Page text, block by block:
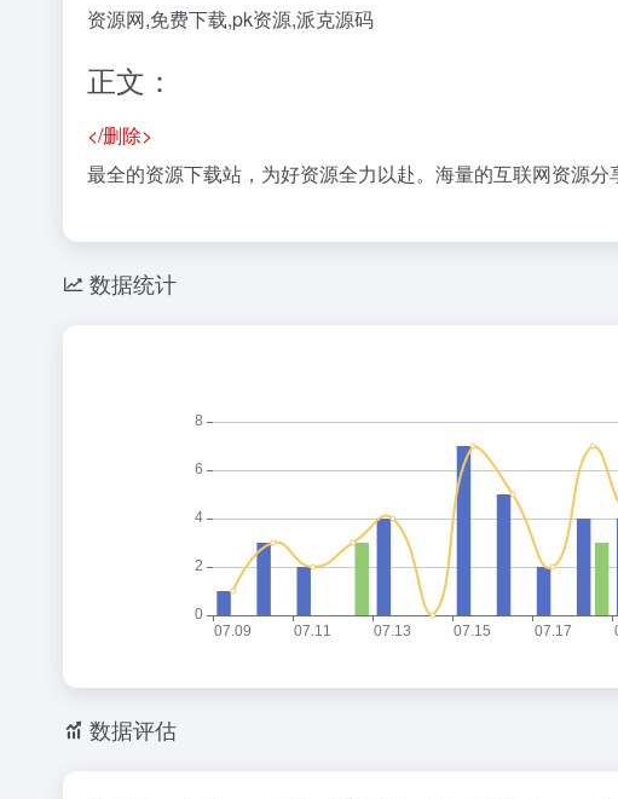
资源网,免费下载,pk资源,派克源码
正文：
</删除>
最全的资源下载站，为好资源全力以赴。海量的互联网资源分
数据统计
数据评估